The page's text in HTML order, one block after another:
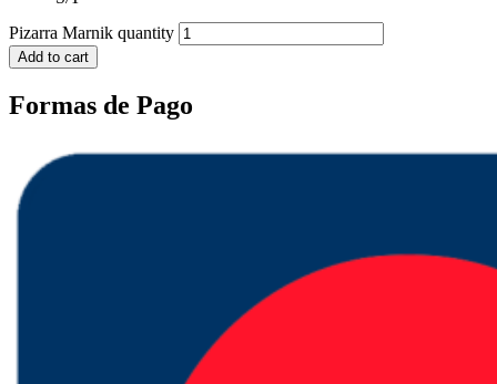
Pizarra Marnik quantity
Add to cart
Formas de Pago